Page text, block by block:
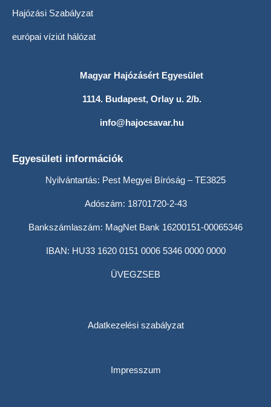
Hajózási Szabályzat
európai víziút hálózat
Magyar Hajózásért Egyesület
1114. Budapest, Orlay u. 2/b.
info@hajocsavar.hu
Egyesületi információk
Nyilvántartás: Pest Megyei Bíróság – TE3825
Adószám: 18701720-2-43
Bankszámlaszám: MagNet Bank 16200151-00065346
IBAN: HU33 1620 0151 0006 5346 0000 0000
ÜVEGZSEB
Adatkezelési szabályzat
Impresszum